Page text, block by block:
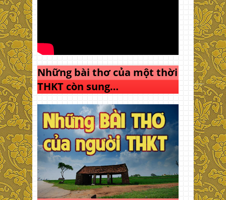
Những bài thơ của một thời
THKT còn sung…